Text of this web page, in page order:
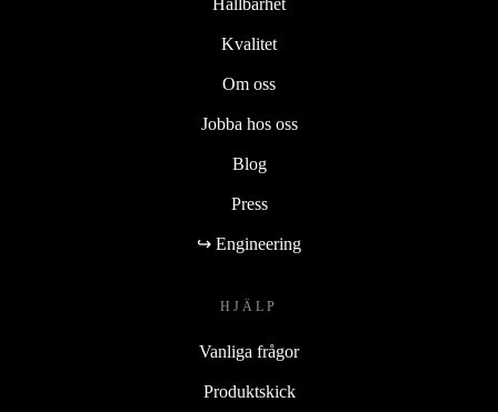
Hållbarhet
Kvalitet
Om oss
Jobba hos oss
Blog
Press
↪ Engineering
HJÄLP
Vanliga frågor
Produktskick